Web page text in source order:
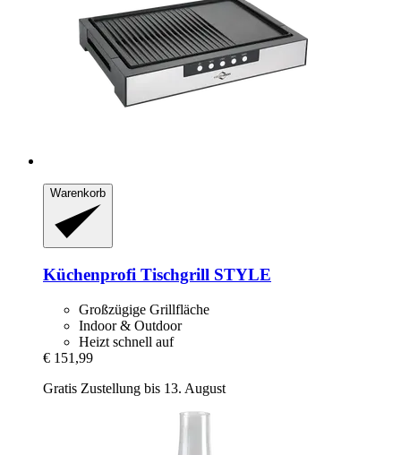
Warenkorb
Küchenprofi Tischgrill STYLE
Großzügige Grillfläche
Indoor & Outdoor
Heizt schnell auf
€ 151,99
Gratis Zustellung bis 13. August